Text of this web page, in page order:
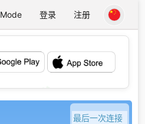
Mode 登录 注册
💕
最后一次连接